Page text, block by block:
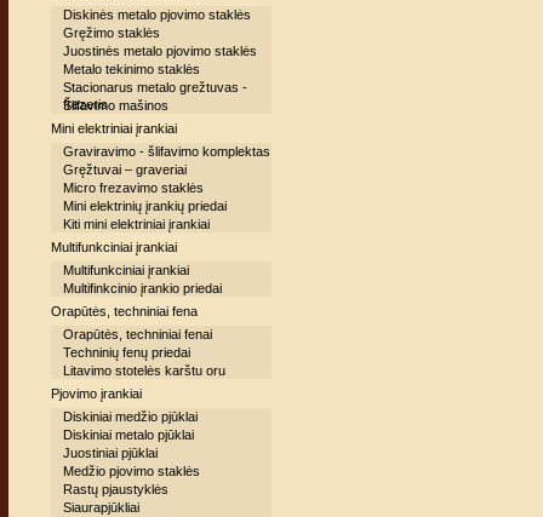
Diskinės metalo pjovimo staklės
Gręžimo staklės
Juostinės metalo pjovimo staklės
Metalo tekinimo staklės
Stacionarus metalo grežtuvas -
frezeris
Šlifavimo mašinos
Mini elektriniai įrankiai
Graviravimo - šlifavimo komplektas
Gręžtuvai – graveriai
Micro frezavimo staklės
Mini elektrinių įrankių priedai
Kiti mini elektriniai įrankiai
Multifunkciniai įrankiai
Multifunkciniai įrankiai
Multifinkcinio įrankio priedai
Orapūtės, techniniai fena
Orapūtės, techniniai fenai
Techninių fenų priedai
Litavimo stotelės karštu oru
Pjovimo įrankiai
Diskiniai medžio pjūklai
Diskiniai metalo pjūklai
Juostiniai pjūklai
Medžio pjovimo staklės
Rastų pjaustyklės
Siaurapjūkliai